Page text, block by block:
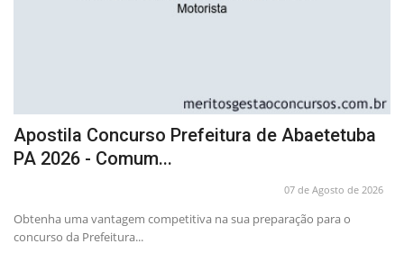
Apostila Concurso Prefeitura de Abaetetuba
PA 2026 - Comum...
07 de Agosto de 2026
Obtenha uma vantagem competitiva na sua preparação para o
concurso da Prefeitura...